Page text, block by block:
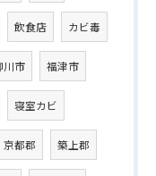
飲食店 カビ毒
川市 福津市
寝室カビ
京都郡 築上郡